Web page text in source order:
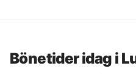
Bönetider idag i